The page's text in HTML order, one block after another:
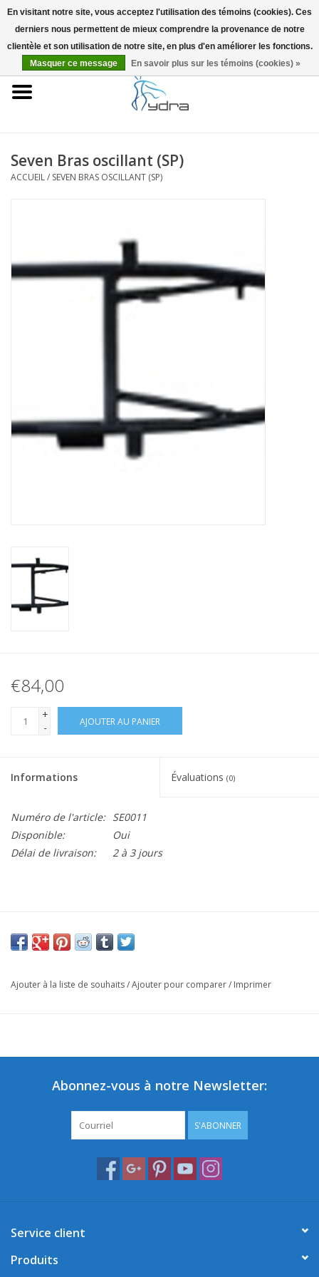
EUR
Accueil
Blog
Seven Bras oscillant (SP)
ACCUEIL/ SEVEN BRAS OSCILLANT (SP)
€84,00
+
-
AJOUTER AU PANIER
Informations Évaluations (0)
Numéro de l'article: SE0011
Disponible:
Oui
Délai de livraison:
2 à 3 jours
Ajouter à la liste de souhaits/Ajouter pour comparer/ Imprimer
Abonnez-vous à notre Newsletter:
S'ABONNER
Service client
Produits
En visitant notre site, vous acceptez l'utilisation des témoins (cookies). Ces
derniers nous permettent de mieux comprendre la provenance de notre
clientèle et son utilisation de notre site, en plus d'en améliorer les fonctions.
Masquer ce message
En savoir plus sur les témoins (cookies) »